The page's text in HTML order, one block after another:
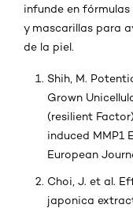
infunde en
y mascarillas para
de la piel.
Shih, M.
Grown
(resilient
induced MMP1
European
Choi, J. et al.
japonica